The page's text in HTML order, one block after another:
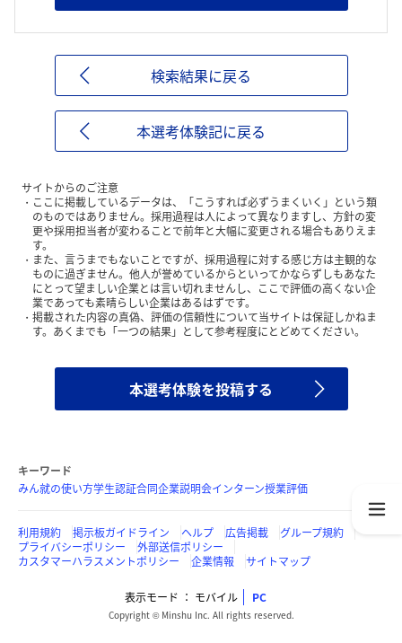
検索結果に戻る
本選考体験記に戻る
サイトからのご注意
ここに掲載しているデータは、「こうすれば必ずうまくいく」という類
のものではありません。採用過程は人によって異なりますし、方針の変
更や採用担当者が変わることで前年と大幅に変更される場合もありえま
す。
また、言うまでもないことですが、採用過程に対する感じ方は主観的な
ものに過ぎません。他人が誉めているからといってかならずしもあなた
にとって望ましい企業とは言い切れませんし、ここで評価の高くない企
業であっても素晴らしい企業はあるはずです。
掲載された内容の真偽、評価の信頼性について当サイトは保証しかねま
す。あくまでも「一つの結果」として参考程度にとどめてください。
本選考体験を投稿する
キーワード
みん就の使い方学生認証合同企業説明会インターン授業評価
利用規約 掲示板ガイドライン ヘルプ 広告掲載
グループ規約
プライバシーポリシー
外部送信ポリシー
カスタマーハラスメントポリシー
企業情報 サイトマップ
表示モード モバイル PC
Copyright © Minshu Inc. All rights reserved.